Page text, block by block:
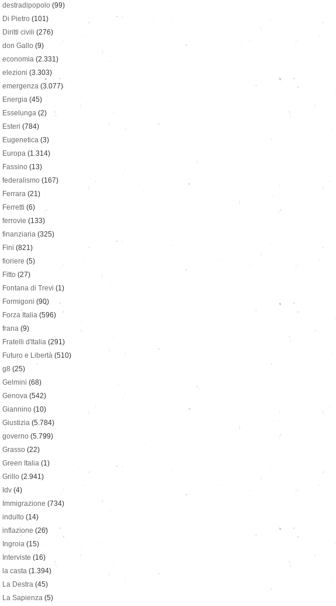
destradipopolo (99)
Di Pietro (101)
Diritti civili (276)
don Gallo (9)
economia (2.331)
elezioni (3.303)
emergenza (3.077)
Energia (45)
Esselunga (2)
Esteri (784)
Eugenetica (3)
Europa (1.314)
Fassino (13)
federalismo (167)
Ferrara (21)
Ferretti (6)
ferrovie (133)
finanziaria (325)
Fini (821)
fioriere (5)
Fitto (27)
Fontana di Trevi (1)
Formigoni (90)
Forza Italia (596)
frana (9)
Fratelli d'Italia (291)
Futuro e Libertà (510)
g8 (25)
Gelmini (68)
Genova (542)
Giannino (10)
Giustizia (5.784)
governo (5.799)
Grasso (22)
Green Italia (1)
Grillo (2.941)
Idv (4)
Immigrazione (734)
indulto (14)
inflazione (26)
Ingroia (15)
Interviste (16)
la casta (1.394)
La Destra (45)
La Sapienza (5)